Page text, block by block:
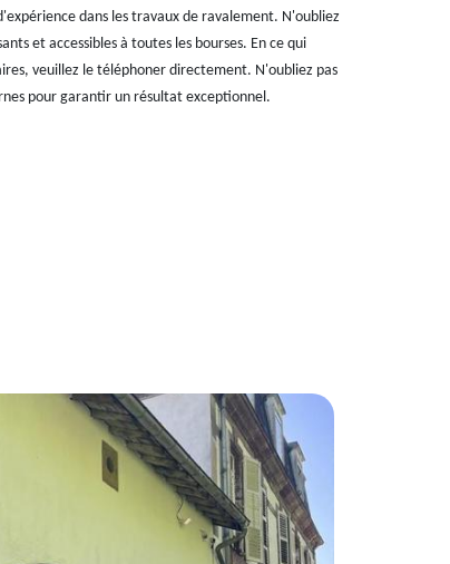
dans les travaux de ravalement. N'oubliez
et accessibles à toutes les bourses. En ce qui
veuillez le téléphoner directement. N'oubliez pas
pour garantir un résultat exceptionnel.